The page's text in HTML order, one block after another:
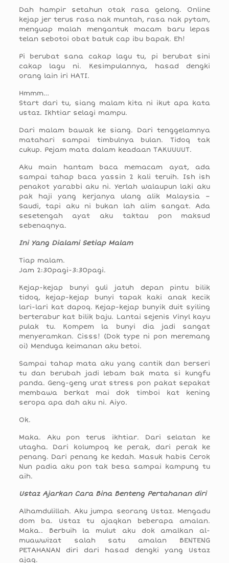
Dah hampir setahun otak rasa gelong. Online
kejap jer terus rasa nak muntah, rasa nak pytam,
menguap malah mengantuk macam baru lepas
telan sebotoi obat batuk cap ibu bapak. Eh!
Pi berubat sana cakap lagu tu, pi berubat sini
cakap lagu ni. Kesimpulannya, hasad dengki
orang lain iri HATI.
Hmmm…
Start dari tu, siang malam kita ni ikut apa kata
ustaz. Ikhtiar selagi mampu.
Dari malam bawak ke siang. Dari tenggelamnya
matahari sampai timbulnya bulan. Tidoq tak
cukup. Pejam mata dalam keadaan TAKUUUUT.
Aku main hantam baca memacam ayat, ada
sampai tahap baca yassin 2 kali teruih. Ish ish
penakot yarabbi aku ni. Yerlah walaupun laki aku
pak haji yang kerjanya ulang alik Malaysia –
Saudi, tapi aku ni bukan lah alim sangat. Ada
sesetengah ayat aku taktau pon maksud
sebenaqnya.
Ini Yang Dialami Setiap Malam
Tiap malam.
Jam 2:30pagi-3:30pagi.
Kejap-kejap bunyi guli jatuh depan pintu bilik
tidoq, kejap-kejap bunyi tapak kaki anak kecik
lari-lari kat dapoq. Kejap-kejap bunyik duit syiling
berterabur kat bilik baju. Lantai sejenis Vinyl kayu
pulak tu. Kompem la bunyi dia jadi sangat
menyeramkan. Cisss! (Dok type ni pon meremang
oi) Menduga keimanan aku betoi.
Sampai tahap mata aku yang cantik dan berseri
tu dan berubah jadi lebam bak mata si kungfu
panda. Geng-geng urat stress pon pakat sepakat
membawa berkat mai dok timboi kat kening
seropa apa dah aku ni. Aiyo.
Ok.
Maka. Aku pon terus ikhtiar. Dari selatan ke
utagha. Dari kolumpoq ke perak, dari perak ke
penang. Dari penang ke kedah. Masuk habis Cerok
Nun padia aku pon tak besa sampai kampung tu
aih.
Ustaz Ajarkan Cara Bina Benteng Pertahanan diri
Alhamdulillah. Aku jumpa seorang Ustaz. Mengadu
dom ba. Ustaz tu ajaqkan beberapa amalan.
Maka.. Berbuih la mulut aku dok amalkan al-
muawwizat salah satu amalan BENTENG
PETAHANAN diri dari hasad dengki yang Ustaz
ajaq.